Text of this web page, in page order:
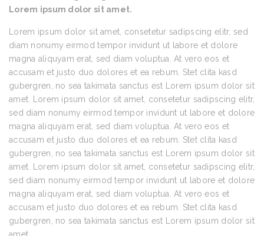
Lorem ipsum dolor sit amet.
Lorem ipsum dolor sit amet, consetetur sadipscing elitr, sed
diam nonumy eirmod tempor invidunt ut labore et dolore
magna aliquyam erat, sed diam voluptua. At vero eos et
accusam et justo duo dolores et ea rebum. Stet clita kasd
gubergren, no sea takimata sanctus est Lorem ipsum dolor sit
amet. Lorem ipsum dolor sit amet, consetetur sadipscing elitr,
sed diam nonumy eirmod tempor invidunt ut labore et dolore
magna aliquyam erat, sed diam voluptua. At vero eos et
accusam et justo duo dolores et ea rebum. Stet clita kasd
gubergren, no sea takimata sanctus est Lorem ipsum dolor sit
amet. Lorem ipsum dolor sit amet, consetetur sadipscing elitr,
sed diam nonumy eirmod tempor invidunt ut labore et dolore
magna aliquyam erat, sed diam voluptua. At vero eos et
accusam et justo duo dolores et ea rebum. Stet clita kasd
gubergren, no sea takimata sanctus est Lorem ipsum dolor sit